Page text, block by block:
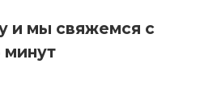
и мы свяжемся с
минут